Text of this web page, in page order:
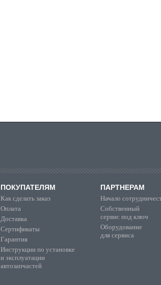
ПОКУПАТЕЛЯМ
Как сделать заказ
Оплата
Доставка
Сертификаты
Гарантия
Инструкции по установке
и эксплуатации
автозапчастей
ПАРТНЕРАМ
Начало
Собственный
сервис под ключ
Оборудование
для сервиса